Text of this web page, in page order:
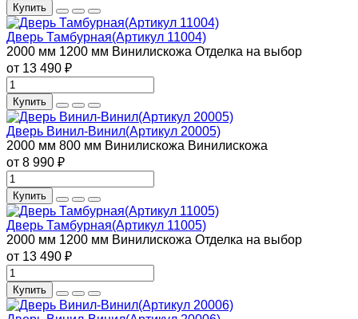
Купить
Дверь Тамбурная(Артикул 11004)
2000 мм 1200 мм Винилискожа Отделка на выбор
от 13 490 ₽
Купить
Дверь Винил-Винил(Артикул 20005)
2000 мм 800 мм Винилискожа Винилискожа
от 8 990 ₽
Купить
Дверь Тамбурная(Артикул 11005)
2000 мм 1200 мм Винилискожа Отделка на выбор
от 13 490 ₽
Купить